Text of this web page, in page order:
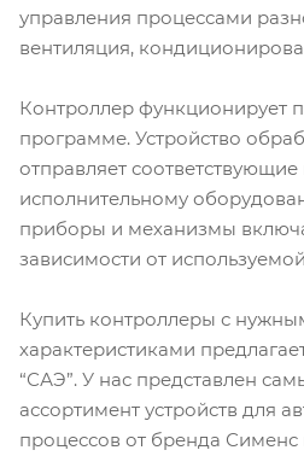
управления процессами
вентиляция,
Контроллер функционирует
программе. Устройство
отправляет
исполнительному
приборы и механизмы
зависимости от
Купить контроллеры с
характеристиками
“САЭ”. У нас представлен
ассортимент устройств для
процессов от бренда